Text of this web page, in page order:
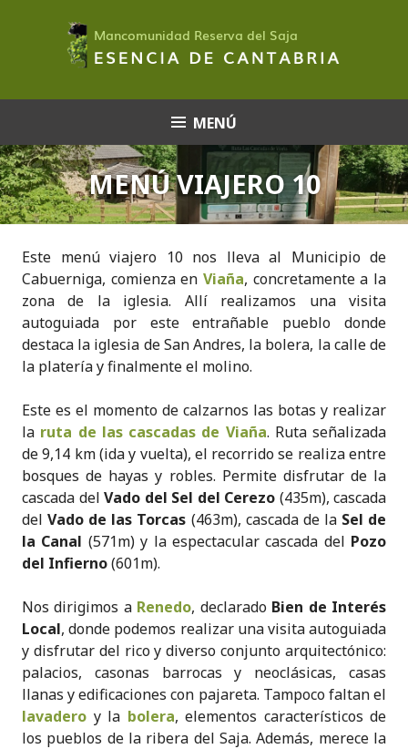
contenido
MENÚ
MENÚ VIAJERO 10
Este menú viajero 10 nos lleva al Municipio de
Cabuerniga, comienza en Viaña, concretamente a la
zona de la iglesia. Allí realizamos una visita
autoguiada por este entrañable pueblo donde
destaca la iglesia de San Andres, la bolera, la calle de
la platería y finalmente el molino.
Este es el momento de calzarnos las botas y realizar
la ruta de las cascadas de Viaña. Ruta señalizada
de 9,14 km (ida y vuelta), el recorrido se realiza entre
bosques de hayas y robles. Permite disfrutar de la
cascada del Vado del Sel del Cerezo (435m), cascada
delVado de las Torcas (463m), cascada de la Sel de
la Canal (571m) y la espectacular cascada del Pozo
del Infierno(601m).
Nos dirigimos a Renedo, declarado Bien de Interés
Local, donde podemos realizar una visita autoguiada
y disfrutar del rico y diverso conjunto arquitectónico:
palacios, casonas barrocas y neoclásicas, casas
llanas y edificaciones con pajareta. Tampoco faltan el
lavadero y la bolera, elementos característicos de
los pueblos de la ribera del Saja. Además, merece la